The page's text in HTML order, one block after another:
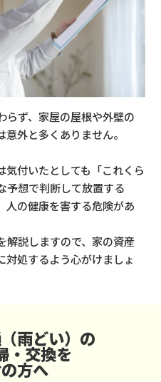
らず、家屋の屋根や外壁の
外と多くありません。
気付いたとしても「これくら
予想で判断して放置する
人の健康を害する危険があ
解説しますので、家の資産
対処するよう心がけましょ
雨どい）の
・交換を
方へ